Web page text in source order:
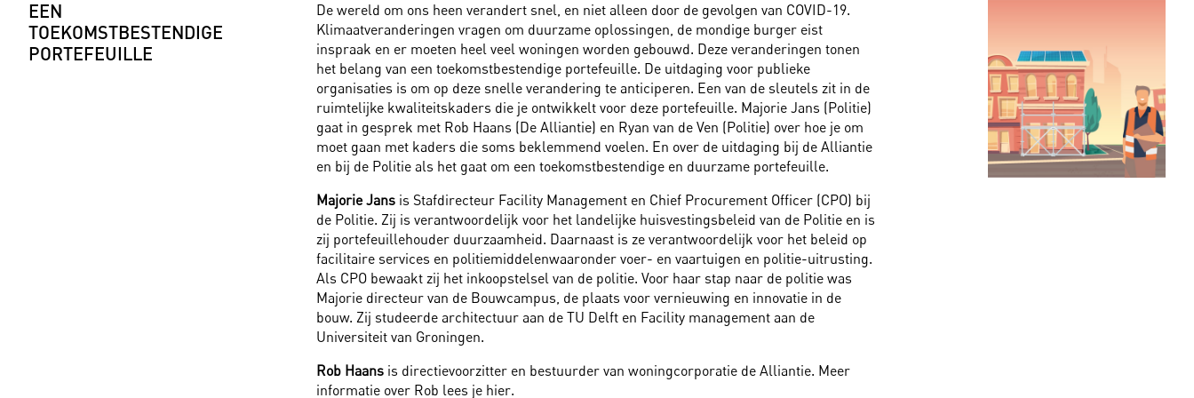
EEN
TOEKOMSTBESTENDIGE
PORTEFEUILLE
De wereld om ons heen verandert snel, en niet alleen door de gevolgen van COVID-19.
Klimaatveranderingen vragen om duurzame oplossingen, de mondige burger eist
inspraak en er moeten heel veel woningen worden gebouwd. Deze veranderingen tonen
het belang van een toekomstbestendige portefeuille. De uitdaging voor publieke
organisaties is om op deze snelle verandering te anticiperen. Een van de sleutels zit in de
ruimtelijke kwaliteitskaders die je ontwikkelt voor deze portefeuille. Majorie Jans (Politie)
gaat in gesprek met Rob Haans (De Alliantie) en Ryan van de Ven (Politie) over hoe je om
moet gaan met kaders die soms beklemmend voelen. En over de uitdaging bij de Alliantie
en bij de Politie als het gaat om een toekomstbestendige en duurzame portefeuille.
Majorie Jansis Stafdirecteur Facility Management en Chief Procurement Officer (CPO) bij
de Politie. Zij is verantwoordelijk voor het landelijke huisvestingsbeleid van de Politie en is
zij portefeuillehouder duurzaamheid. Daarnaast is ze verantwoordelijk voor het beleid op
facilitaire services en politiemiddelenwaaronder voer- en vaartuigen en politie-uitrusting.
Als CPO bewaakt zij het inkoopstelsel van de politie. Voor haar stap naar de politie was
Majorie directeur van de Bouwcampus, de plaats voor vernieuwing en innovatie in de
bouw. Zij studeerde architectuur aan de TU Delft en Facility management aan de
Universiteit van Groningen.
Rob Haansis directievoorzitter en bestuurder van woningcorporatie de Alliantie. Meer
informatie over Rob lees je hier.